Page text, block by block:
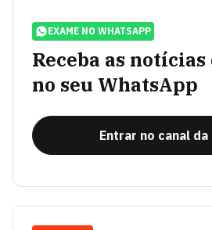
EXAME NO WHATSAPP
Receba as notícias
no seu WhatsApp
Entrar no canal da